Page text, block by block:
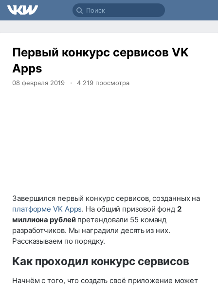
Первый конкурс сервисов VK
Apps
08 февраля 2019 4 219 просмотра
Завершился первый конкурс сервисов, созданных на
платформе VK Apps. На общий призовой фонд 2
миллиона рублейпретендовали 55 команд
разработчиков. Мы наградили десять из них.
Рассказываем по порядку.
Как проходил конкурс сервисов
Начнём с того, что создать своё приложение может